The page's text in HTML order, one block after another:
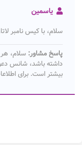
یاسمین
سلام، با کیس نامبر
پاسخ مشاور: سلام،
داشته باشد، شانس
بیشتر است. برای